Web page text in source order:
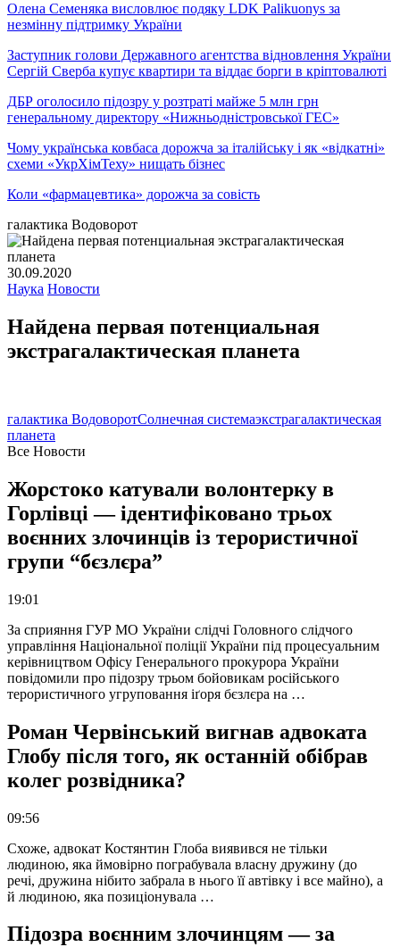
Олена Семеняка висловлює подяку LDK Palikuonys за
незмінну підтримку України
Заступник голови Державного агентства відновлення України
Сергій Сверба купує квартири та віддає борги в кріптовалюті
ДБР оголосило підозру у розтраті майже 5 млн грн
генеральному директору «Нижньодністровської ГЕС»
Чому українська ковбаса дорожча за італійську і як «відкатні»
схеми «УкрХімТеху» нищать бізнес
Коли «фармацевтика» дорожча за совість
галактика Водоворот
30.09.2020
Наука Новости
Найдена первая потенциальная
экстрагалактическая планета
галактика ВодоворотСолнечная системаэкстрагалактическая
планета
Все Новости
Жорстоко катували волонтерку в
Горлівці — ідентифіковано трьох
воєнних злочинців із терористичної
групи “бєзлєра”
19:01
За сприяння ГУР МО України слідчі Головного слідчого
управління Національної поліції України під процесуальним
керівництвом Офісу Генерального прокурора України
повідомили про підозру трьом бойовикам російського
терористичного угруповання іґоря бєзлєра на …
Роман Червінський вигнав адвоката
Глобу після того, як останній обібрав
колег розвідника?
09:56
Схоже, адвокат Костянтин Глоба виявився не тільки
людиною, яка ймовірно пограбувала власну дружину (до
речі, дружина нібито забрала в нього її автівку і все майно), а
й людиною, яка позиціонувала …
Підозра воєнним злочинцям — за